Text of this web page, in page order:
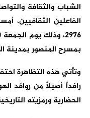
الشباب والثقافة
الفاعلين الثقافيين،
بمسرح المنصور بمدينة
وتأتي هذه التظاهرة
رافداً أصيلاً من روافد
الحضارية ورمزيته